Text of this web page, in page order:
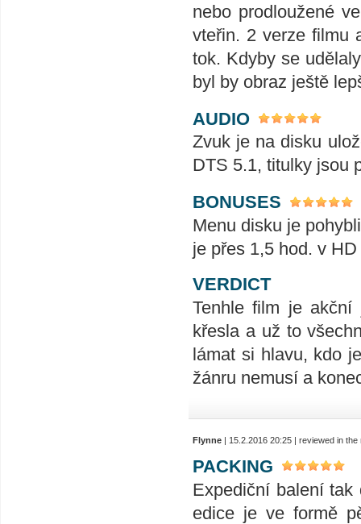
nebo prodloužené
vteřin. 2 verze filmu
tok. Kdyby se
byl by obraz ještě
AUDIO
Zvuk je na disku
DTS 5.1, titulky jsou
BONUSES
Menu disku je
je přes 1,5 hod. v
VERDICT
Tenhle film je
křesla a už to
lámat si hlavu, kdo
žánru nemusí a
Flynne | 15.2.2016 20:25 | reviewed in
PACKING
Expediční balení tak
edice je ve formě